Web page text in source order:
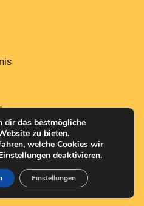
© 2026
dir das bestmögliche
zu bieten.
welche Cookies wir
deaktivieren.
Einstellungen